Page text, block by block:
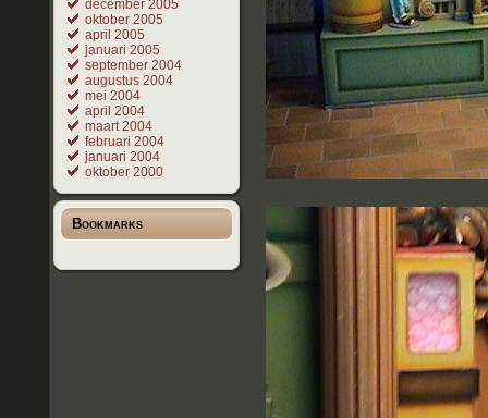
december 2005
oktober 2005
april 2005
januari 2005
september 2004
augustus 2004
mei 2004
april 2004
maart 2004
februari 2004
januari 2004
oktober 2000
Bookmarks